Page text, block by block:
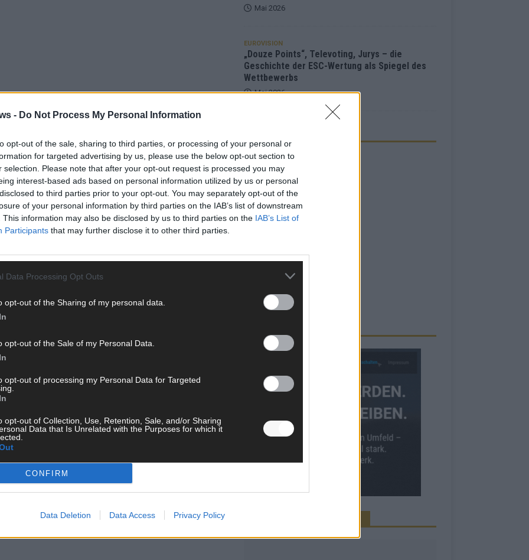
- Do Not Process My Personal Information
opt-out of the sale, sharing to third parties, or processing of your personal or
for targeted advertising by us, please use the below opt-out section to
selection. Please note that after your opt-out request is processed you may
interest-based ads based on personal information utilized by us or personal
to third parties prior to your opt-out. You may separately opt-out of the
of your personal information by third parties on the IAB’s list of downstream
This information may also be disclosed by us to third parties on the IAB’s List of
Participants that may further disclose it to other third parties.
Data Processing Opt Outs
opt-out of the Sharing of my personal data.
opt-out of the Sale of my Personal Data.
opt-out of processing my Personal Data for Targeted
opt-out of Collection, Use, Retention, Sale, and/or Sharing
Data that Is Unrelated with the Purposes for which it
CONFIRM
Data Deletion Data Access Privacy Policy
Mai 2026
EUROVISION
„Douze Points“, Televoting, Jurys – die
Geschichte der ESC-Wertung als Spiegel des
Wettbewerbs
Mai 2026